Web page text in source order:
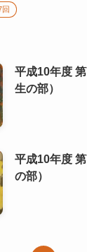
回
平成10年度
生の部）
平成10年度
の部）